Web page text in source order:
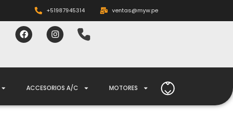
+51987945314 ventas@myw.pe
ACCESORIOS A/C MOTORES